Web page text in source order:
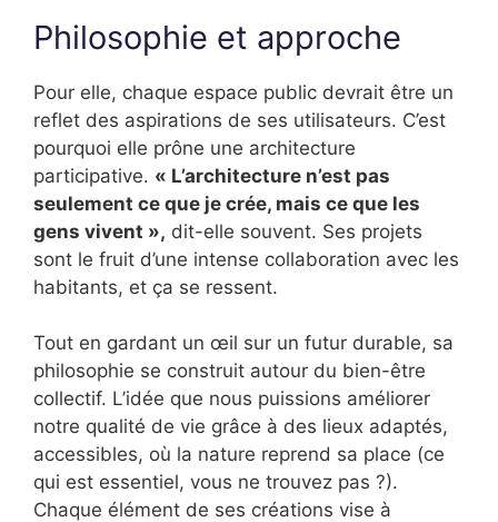
Philosophie et approche
Pour elle, chaque espace public devrait être un
reflet des aspirations de ses utilisateurs. C’est
pourquoi elle prône une architecture
participative. « L’architecture n’est pas
seulement ce que je crée, mais ce que les
gens vivent », dit-elle souvent. Ses projets
sont le fruit d’une intense collaboration avec les
habitants, et ça se ressent.
Tout en gardant un œil sur un futur durable, sa
philosophie se construit autour du bien-être
collectif. L’idée que nous puissions améliorer
notre qualité de vie grâce à des lieux adaptés,
accessibles, où la nature reprend sa place (ce
qui est essentiel, vous ne trouvez pas ?).
Chaque élément de ses créations vise à